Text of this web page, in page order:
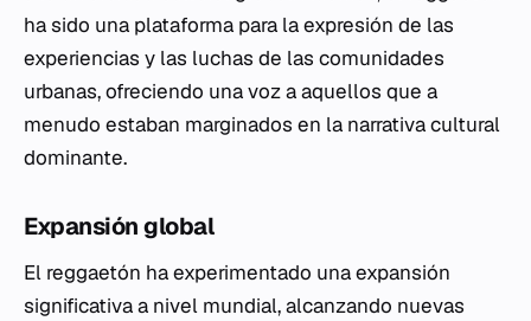
ha sido una plataforma para la expresión de las
experiencias y las luchas de las comunidades
urbanas, ofreciendo una voz a aquellos que a
menudo estaban marginados en la narrativa cultural
dominante.
Expansión global
El reggaetón ha experimentado una expansión
significativa a nivel mundial, alcanzando nuevas